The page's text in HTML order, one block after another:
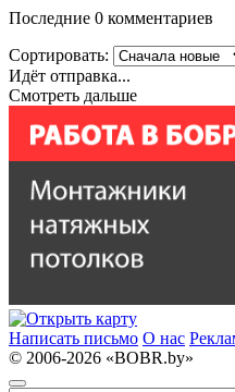
Последние 0 комментариев
Сортировать:
Идёт отправка...
Смотреть дальше
Написать письмо О нас
© 2006-2026 «BOBR.by»